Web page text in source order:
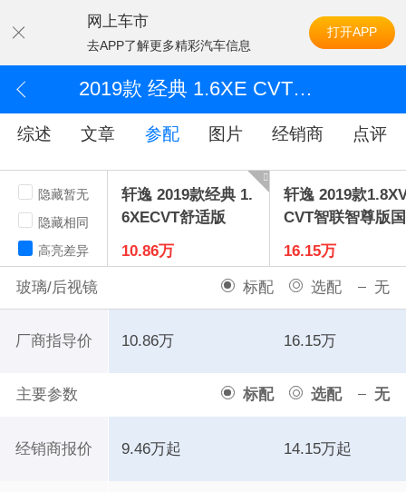
网上车市
去APP了解更多精彩汽车信息
打开APP
2019款 经典 1.6XE CVT舒适版
综述 文章 参配 图片 经销商 点评
隐藏暂无
隐藏相同
高亮差异
轩逸 2019款经典 1.
6XECVT舒适版
10.86万
轩逸 2019款
CVT智联智尊版
16.15万
玻璃/后视镜 标配 选配 无
厂商指导价
主要参数 标配 选配 无
经销商报价
10.86万 16.15万
9.46万起 14.15万起